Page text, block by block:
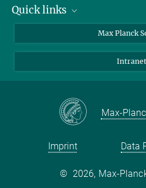
Quick links
directions
press and public relations
Max Planck
Intranet
Max-
Imprint Data
© 2026, Max-